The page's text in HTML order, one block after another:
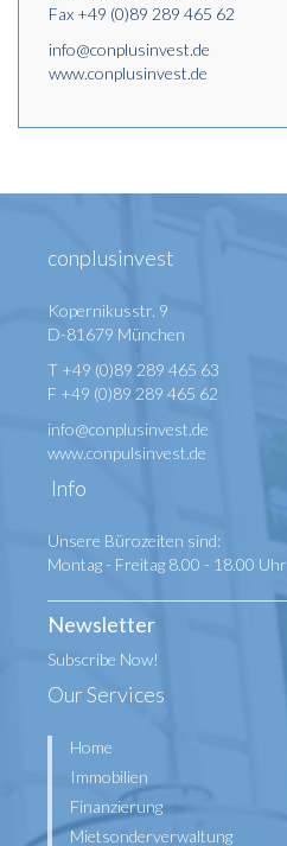
Fax +49 (0)89 289 465 62
info@conplusinvest.de
www.conplusinvest.de
conplusinvest
Kopernikusstr. 9
D-81679 München
T +49 (0)89 289 465 63
F +49 (0)89 289 465 62
info@conplusinvest.de
www.conpulsinvest.de
Info
Unsere Bürozeiten sind:
Montag - Freitag 8.00 - 18.00 Uhr
Newsletter
Subscribe Now!
Our Services
Home
Immobilien
Finanzierung
Mietsonderverwaltung